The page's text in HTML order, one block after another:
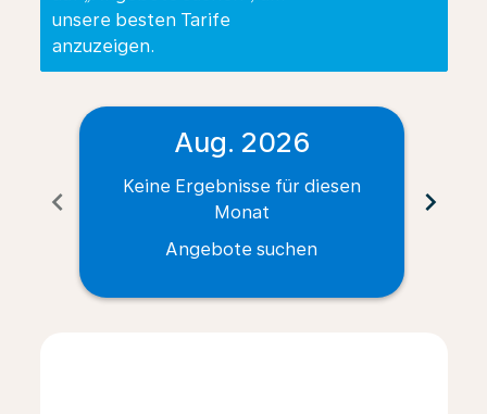
unsere besten Tarife
anzuzeigen.
chevron_left
Aug. 2026
Keine Ergebnisse für diesen
Monat
Angebote suchen
chevron_right